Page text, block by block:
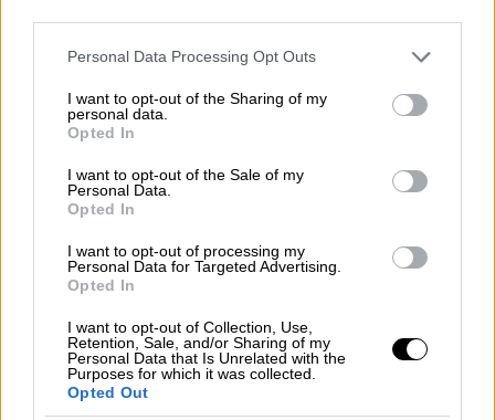
Please note that this website/app uses one or more Google
not limited to your visit or usage behaviour. You may click to
grant or deny consent to Google and its third-party tags to
use your data for below specified purposes in below Google
consent section.
Personal Data Processing Opt Outs
I want to opt-out of the Sharing of my
personal data.
Opted In
I want to opt-out of the Sale of my
Personal Data.
Opted In
I want to opt-out of processing my
Personal Data for Targeted Advertising.
Opted In
I want to opt-out of Collection, Use,
Retention, Sale, and/or Sharing of my
Personal Data that Is Unrelated with the
Purposes for which it was collected.
Opted Out
«Το αποτέλεσμα προφανώς ήταν το
αναμενόμενο. Θεωρώ όμως ότι η συζήτηση
αυτή ήταν πολύ αποκαλυπτική για τον τρόπο
με τον οποίο δυστυχώς τα κόμματα της
αντιπολίτευσης σκοπεύουν να
εξακολουθούν να εργαλειοποιον μια εθνική
τραγωδία προκειμένου να αποκομίσουν
τίποτα να πουν στον ελληνικό λαό,
αναμοχλεύουν τα ίδια και τα ίδια. Θέλω να
τους απαντήσω γι ακόμα μία φορά ότι η
προσοχή της παράταξής μας είναι στραμμένη
πρώτα και πάνω απ’ όλα στα δικά σας
προβλήματα, στα προβλήματα της κοινωνίας